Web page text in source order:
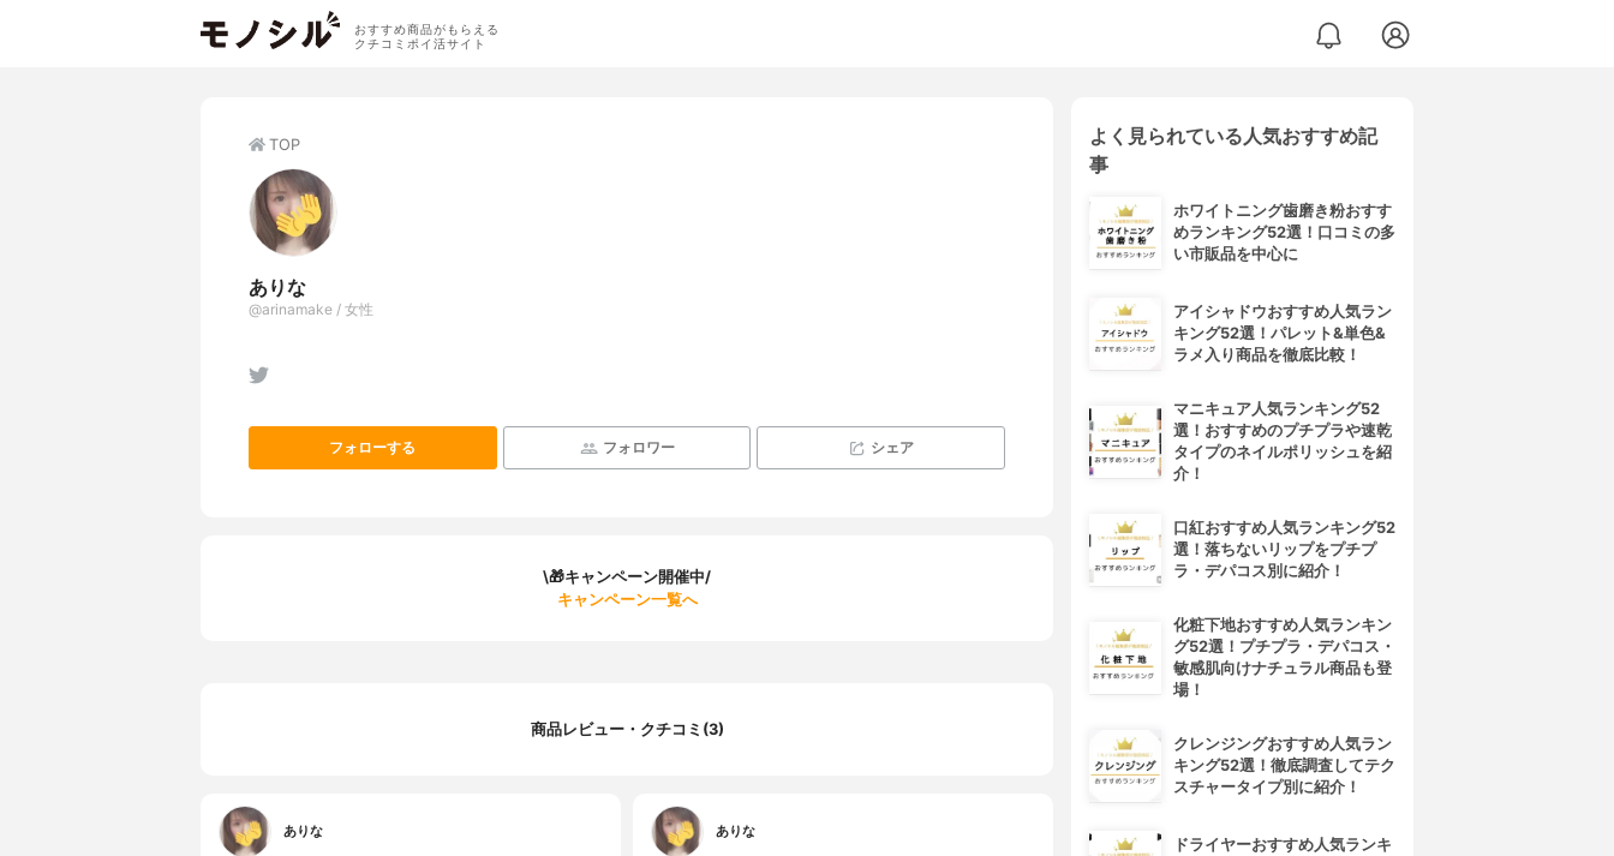
おすすめ商品がもらえる
クチコミポイ活サイト
TOP
ありな
@arinamake / 女性
フォローする フォロワー シェア
\🎁キャンペーン開催中/
キャンペーン一覧へ
商品レビュー・クチコミ(3)
ありな ありな
よく見られている人気おすすめ記
事
ホワイトニング歯磨き粉おすす
めランキング52選！口コミの多
い市販品を中心に
アイシャドウおすすめ人気ラン
キング52選！パレット&単色&
ラメ入り商品を徹底比較！
マニキュア人気ランキング52
選！おすすめのプチプラや速乾
タイプのネイルポリッシュを紹
介！
口紅おすすめ人気ランキング52
選！落ちないリップをプチプ
ラ・デパコス別に紹介！
化粧下地おすすめ人気ランキン
グ52選！プチプラ・デパコス・
敏感肌向けナチュラル商品も登
場！
クレンジングおすすめ人気ラン
キング52選！徹底調査してテク
スチャータイプ別に紹介！
ドライヤーおすすめ人気ランキ